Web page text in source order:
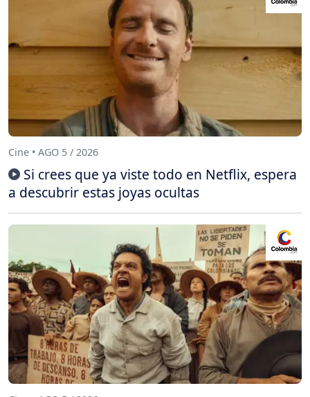
Cine • AGO 5 / 2026
Si crees que ya viste todo en Netflix, espera
a descubrir estas joyas ocultas